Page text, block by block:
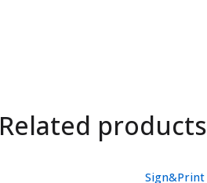
Related products
Sign&Print